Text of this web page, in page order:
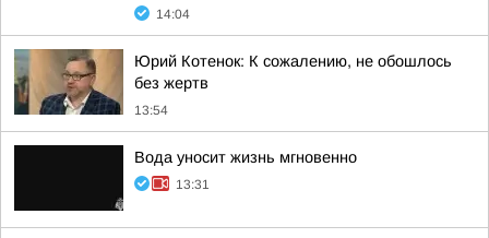
14:04
Юрий Котенок: К сожалению, не обошлось
без жертв
13:54
Вода уносит жизнь мгновенно
13:31